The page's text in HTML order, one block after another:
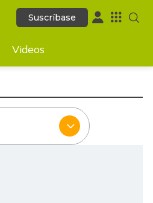
Suscríbase
Suscríbase
Videos